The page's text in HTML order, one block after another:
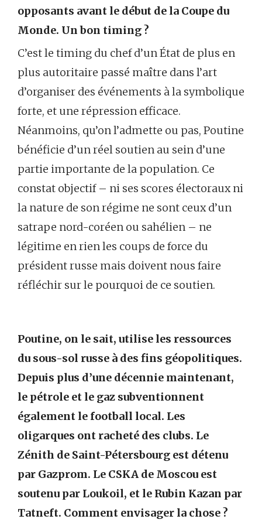
opposants avant le début de la Coupe du
Monde. Un bon timing ?
C’est le timing du chef d’un État de plus en
plus autoritaire passé maître dans l’art
d’organiser des événements à la symbolique
forte, et une répression efficace.
Néanmoins, qu’on l’admette ou pas, Poutine
bénéficie d’un réel soutien au sein d’une
partie importante de la population. Ce
constat objectif – ni ses scores électoraux ni
la nature de son régime ne sont ceux d’un
satrape nord-coréen ou sahélien – ne
légitime en rien les coups de force du
président russe mais doivent nous faire
réfléchir sur le pourquoi de ce soutien.
Poutine, on le sait, utilise les ressources
du sous-sol russe à des fins géopolitiques.
Depuis plus d’une décennie maintenant,
le pétrole et le gaz subventionnent
également le football local. Les
oligarques ont racheté des clubs. Le
Zénith de Saint-Pétersbourg est détenu
par Gazprom. Le CSKA de Moscou est
soutenu par Loukoil, et le Rubin Kazan par
Tatneft. Comment envisager la chose ?